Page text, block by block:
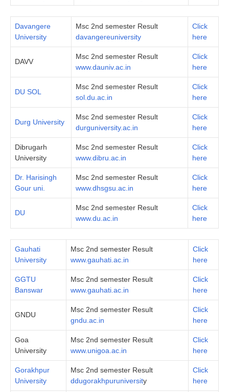
Davangere
University
Msc 2nd semester Result
davangereuniversity
Click
here
DAVV
Msc 2nd semester Result
www.dauniv.ac.in
Click
here
DU SOL
Msc 2nd semester Result
sol.du.ac.in
Click
here
Durg University
Msc 2nd semester Result
durguniversity.ac.in
Click
here
Dibrugarh
University
Msc 2nd semester Result
www.dibru.ac.in
Click
here
Dr. Harisingh
Gour uni.
Msc 2nd semester Result
www.dhsgsu.ac.in
Click
here
DU
Msc 2nd semester Result
www.du.ac.in
Click
here
Gauhati
University
Msc 2nd semester Result
www.gauhati.ac.in
Click
here
GGTU
Banswar
Msc 2nd semester Result
www.gauhati.ac.in
Click
here
GNDU
Msc 2nd semester Result
gndu.ac.in
Click
here
Goa
University
Msc 2nd semester Result
www.unigoa.ac.in
Click
here
Gorakhpur
University
Msc 2nd semester Result
ddugorakhpuruniversity
Click
here